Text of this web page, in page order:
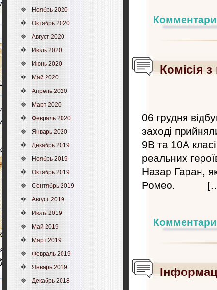
Ноябрь 2020
Октябрь 2020
Август 2020
Июль 2020
Июнь 2020
Май 2020
Апрель 2020
Март 2020
Февраль 2020
Январь 2020
Декабрь 2019
Ноябрь 2019
Октябрь 2019
Сентябрь 2019
Август 2019
Июль 2019
Май 2019
Март 2019
Февраль 2019
Январь 2019
Декабрь 2018
Комісія
06 грудня
заході
9В та 10А
реальних
Назар Гаран,
Ромео.